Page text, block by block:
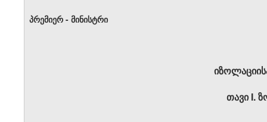
პრემიერ - მინისტრი
თავიI.